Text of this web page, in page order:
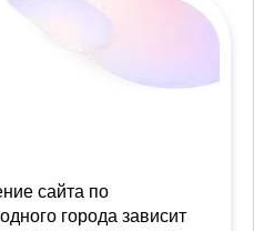
сайта по
города зависит